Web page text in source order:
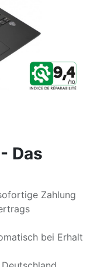
Das
Zahlung
bei Erhalt